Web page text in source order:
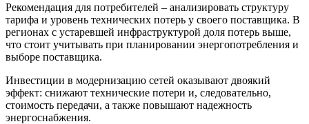
Рекомендация для потребителей – анализировать структуру
тарифа и уровень технических потерь у своего поставщика. В
регионах с устаревшей инфраструктурой доля потерь выше,
что стоит учитывать при планировании энергопотребления и
выборе поставщика.
Инвестиции в модернизацию сетей оказывают двоякий
эффект: снижают технические потери и, следовательно,
стоимость передачи, а также повышают надежность
энергоснабжения.